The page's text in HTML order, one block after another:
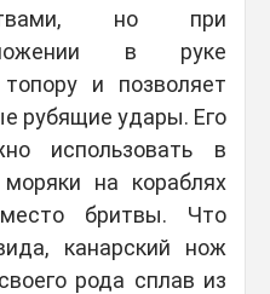
но при
в руке
и позволяет
рубящие удары. Его
использовать в
на кораблях
бритвы. Что
канарский нож
рода сплав из